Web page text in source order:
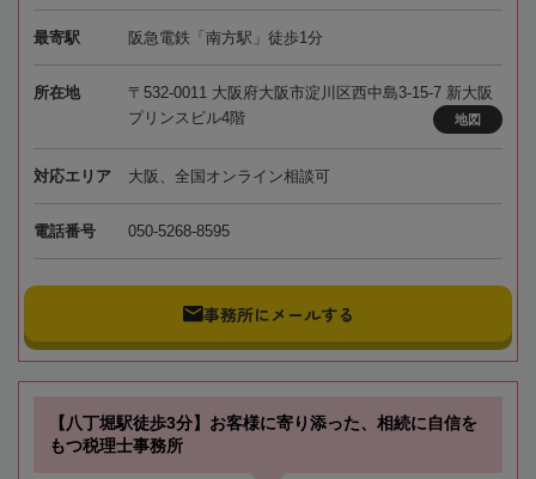
最寄駅 阪急電鉄「南方駅」徒歩1分
所在地
〒532-0011 大阪府大阪市淀川区西中島3-15-7 新大阪
プリンスビル4階
地図
対応エリア 大阪、全国オンライン相談可
電話番号 050-5268-8595
事務所にメールする
【八丁堀駅徒歩3分】お客様に寄り添った、相続に自信を
もつ税理士事務所